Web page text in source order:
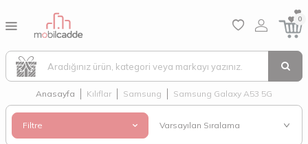
0
Anasayfa Kılıflar Samsung Samsung Galaxy A53 5G
Filtre